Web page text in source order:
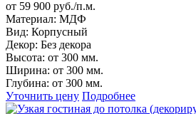
от 59 900 руб./п.м.
Материал: МДФ
Вид: Корпусный
Декор: Без декора
Высота: от 300 мм.
Ширина: от 300 мм.
Глубина: от 300 мм.
Уточнить цену Подробнее